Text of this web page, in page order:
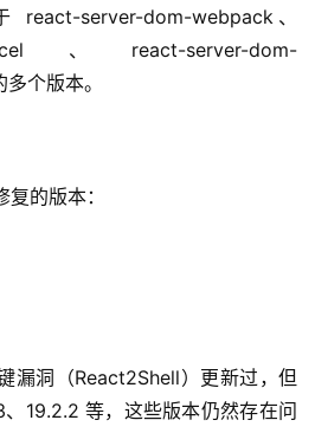
server-dom-webpack、
、react-server-dom-
个版本。
的版本：
漏洞（React2Shell）更新过，但
、19.2.2 等，这些版本仍然存在问